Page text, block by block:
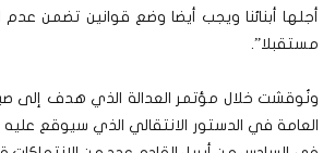
أجلها أبنائنا ويجب أيضا وضع قوانين تضمن عدم
مستقبلا”.
العامة في الدستور الانتقالي الذي سيوقع عليه